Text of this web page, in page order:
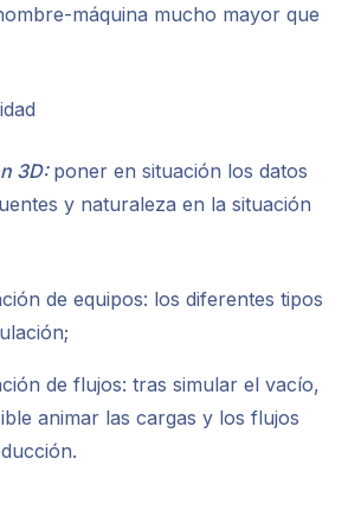
máquina mucho mayor que
3D:poner en situación los datos
y naturaleza en la situación
de equipos: los diferentes tipos
de flujos: tras simular el vacío,
animar las cargas y los flujos